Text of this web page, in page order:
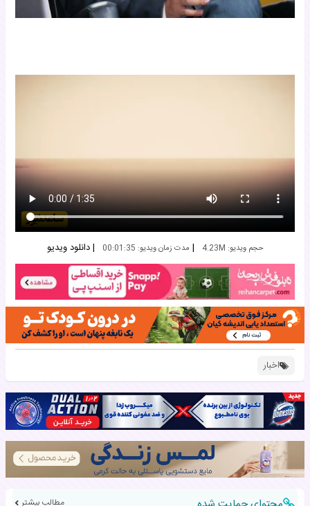
حجم ویدیو: 4.23M | مدت زمان ویدیو: 00:01:35 |دانلود ویدیو
اخبار
مطالب بیشتر